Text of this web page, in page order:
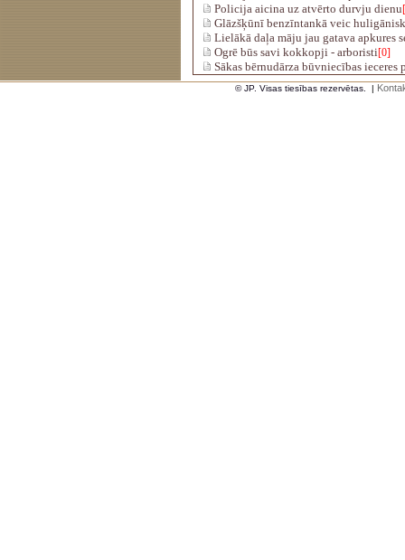
Policija aicina uz atvērto durvju dienu
Glāzšķūnī benzīntankā veic
Lielākā daļa māju jau gatava apkures
Ogrē būs savi kokkopji - arboristi[0]
Sākas bērnudārza būvniecības ieceres
© JP. Visas tiesības rezervētas. |